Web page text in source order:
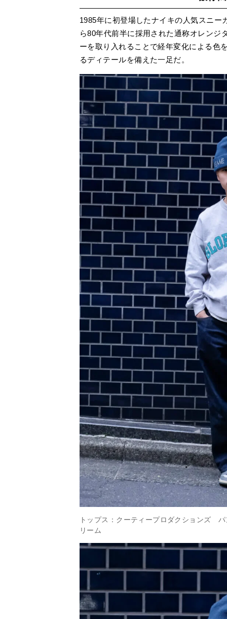
1985年に初登場したナイキの人気スニ
ら80年代前半に採用された通称オレンジ
ーを取り入れることで経年変化による色
るディテールを備えた一足だ。
トップス：クーティープロダクションズ
リーム